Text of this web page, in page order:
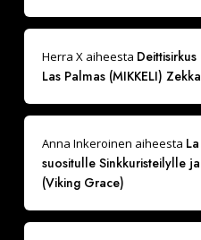
Herra Xaiheesta
Las Palmas (MIKKELI)
Anna Inkeroinen aiheesta
suositulle Sinkkuristeilylle
(Viking Grace)